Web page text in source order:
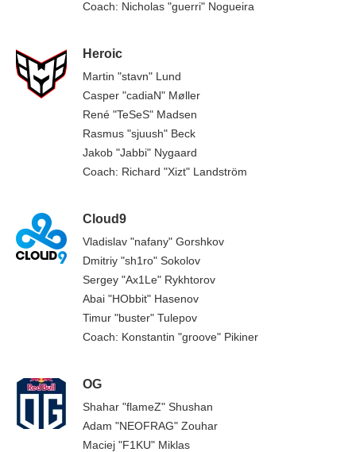
Coach: Nicholas "guerri" Nogueira
Heroic
Martin "stavn" Lund
Casper "cadiaN" Møller
René "TeSeS" Madsen
Rasmus "sjuush" Beck
Jakob "Jabbi" Nygaard
Coach: Richard "Xizt" Landström
Cloud9
Vladislav "nafany" Gorshkov
Dmitriy "sh1ro" Sokolov
Sergey "Ax1Le" Rykhtorov
Abai "HObbit" Hasenov
Timur "buster" Tulepov
Coach: Konstantin "groove" Pikiner
OG
Shahar "flameZ" Shushan
Adam "NEOFRAG" Zouhar
Maciej "F1KU" Miklas